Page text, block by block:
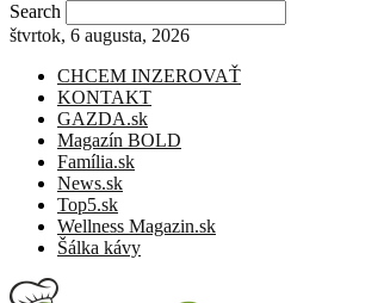
Search
štvrtok, 6 augusta, 2026
CHCEM INZEROVAŤ
KONTAKT
GAZDA.sk
Magazín BOLD
Família.sk
News.sk
Top5.sk
Wellness Magazin.sk
Šálka kávy